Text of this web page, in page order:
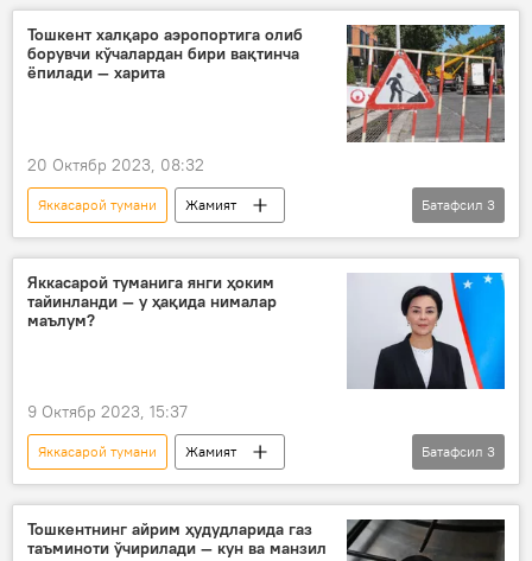
Тошкент халқаро аэропортига олиб
борувчи кўчалардан бири вақтинча
ёпилади — харита
20 Октябр 2023, 08:32
Яккасарой тумани
Жамият
Ўзбекистон
Тошкент
автомобил
Батафсил 3
Яккасарой туманига янги ҳоким
тайинланди — у ҳақида нималар
маълум?
9 Октябр 2023, 15:37
Яккасарой тумани
Жамият
Ўзбекистон
Тошкент ҳоким
Батафсил 3
Тошкентнинг айрим ҳудудларида газ
таъминоти ўчирилади — кун ва манзил